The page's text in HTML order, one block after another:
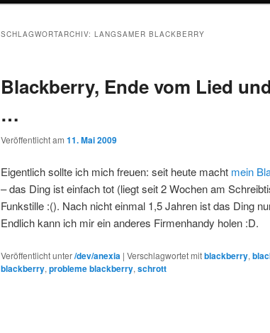
SCHLAGWORTARCHIV: LANGSAMER BLACKBERRY
Blackberry, Ende vom Lied
…
Veröffentlicht am 11. Mai 2009
Eigentlich sollte ich mich freuen: seit heute macht mein
– das Ding ist einfach tot (liegt seit 2 Wochen am
Funkstille :(). Nach nicht einmal 1,5 Jahren ist das Ding
Endlich kann ich mir ein anderes Firmenhandy holen :D.
Veröffentlicht unter/dev/anexia | Verschlagwortet mitblackberry,
blackberry, probleme blackberry, schrott